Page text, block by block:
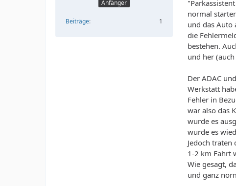
Anfänger
Beiträge 1
normal
und das Auto
die
bestehen.
und her
Der ADAC
Werkstatt
Fehler in
war also das
wurde es
wurde es
Jedoch
1-2 km Fahrt
Wie gesagt,
und ganz